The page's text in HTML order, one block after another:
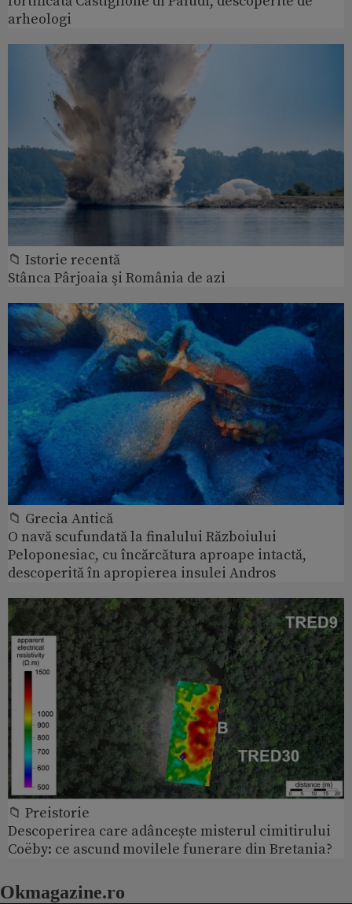
arheologi
📁 Istorie recentă
Stânca Pârjoaia şi România de azi
📁 Grecia Antică
O navă scufundată la finalului Războiului
Peloponesiac, cu încărcătura aproape intactă,
descoperită în apropierea insulei Andros
📁 Preistorie
Descoperirea care adâncește misterul cimitirului
Coëby: ce ascund movilele funerare din Bretania?
Okmagazine.ro